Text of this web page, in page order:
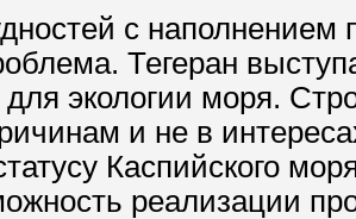
с наполнением
Тегеран
экологии моря.
и не в
Каспийского
реализации